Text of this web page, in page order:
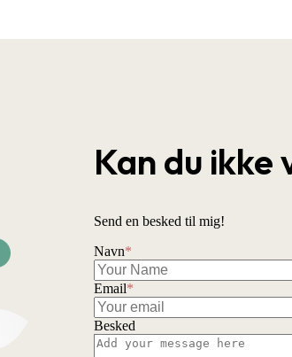
Kan du ikke
Send en besked til mig!
Navn*
Email*
Besked